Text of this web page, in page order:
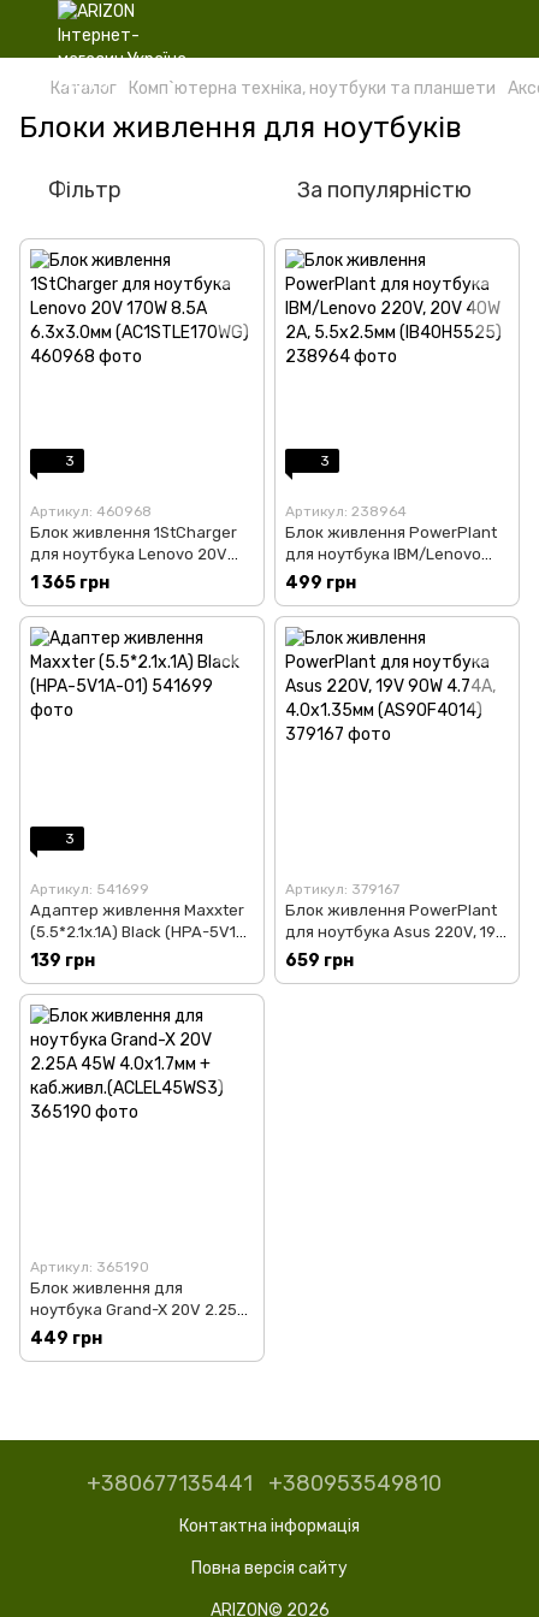
Каталог Комп`ютерна техніка, ноутбуки та планшети
Блоки живлення для ноутбуків
Фільтр За популярністю
3
Артикул: 460968
Блок живлення 1StCharger
для ноутбука Lenovo 20V
170W 8.5A 6.3х3.0мм
(AC1STLE170WG)
1 365 грн
3
Артикул: 238964
Блок живлення PowerPlant
для ноутбука IBM/Lenovo
220V, 20V 40W 2A, 5.5х2.5мм
(IB40H5525)
499 грн
3
Артикул: 541699
Адаптер живлення Maxxter
(5.5*2.1x.1A) Black (HPA-5V1A-
01)
139 грн
Артикул: 379167
Блок живлення PowerPlant
для ноутбука Asus 220V, 19V
90W 4.74A, 4.0х1.35мм
(AS90F4014)
659 грн
Артикул: 365190
Блок живлення для
ноутбука Grand-X 20V 2.25A
45W 4.0x1.7мм + каб.живл.
(ACLEL45WS3)
449 грн
+380677135441 +380953549810
Контактна інформація
Повна версія сайту
ARIZON© 2026